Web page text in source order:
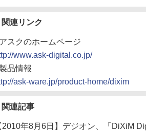
関連リンク
スクのホームページ
www.ask-digital.co.jp/
品情報
ask-ware.jp/product-home/dixim
関連記事
2010年8月6日】デジオン、「DiXiM